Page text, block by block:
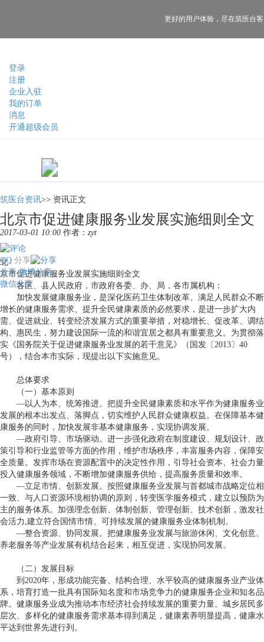
登录
注册
企业入驻
我的订单
消息
开通超级会员
更好的用户体验， 尽在筑医台
筑医台资讯>> 资讯正文
北京市促进健康服务业发展实施细则全文
2017-03-01 10:00 作者： zyt
分享
QQ
分享 微博分享
微信分享
北
京市促进健康服务业发展实施细则全文
各区、县人民政府，市政府各委、办、局，各市属机构：
加快发展健康服务业，是深化医药卫生体制改革、满足人民群众不断
增长的健康服务需求、提升全民健康素质的必然要求，是进一步扩大内
需、促进就业、转变经济发展方式的重要举措，对稳增长、促改革、调结
构、惠民生，努力建设国际一流的和谐宜居之都具有重要意义。为贯彻落
实《国务院关于促进健康服务业发展的若干意见》（国发〔 2013 〕 40
号），结合本市实际，现提出以下实施意见。
总体要求
（一）基本原则
—以人为本、统筹推进。把提升全民健康素质和水平作为健康服务业
发展的根本出发点、落脚点，切实维护人民群众健康权益。在保障基本健
康服务的同时，加快发展非基本健康服务，实现协调发展。
—政府引导、市场驱动。进一步强化政府在制度建设、规划设计、政
策引导和行业监管等方面的作用，维护市场秩序，丰富服务内容，保障安
全质量。发挥市场在资源配置中的决定性作用，引导社会资本、社会力量
投入健康服务领域，不断增加健康服务供给，提高服务质量和效率。
—立足市情、创新发展。按照健康服务业发展与首都城市战略定位相
一致、与人口资源环境相协调的原则，转变医学服务模式，建立以预防为
主的服务体系。加强理念创新、体制创新、管理创新、技术创新，激发社
会活力 ,建立符合国情市情、可持续发展的健康服务业体制机制。
—整合资源、协同发展。把健康服务业发展与旅游休闲、文化创意、
养老服务等产业发展有机结合起来，相互促进，实现协同发展。
（二）发展目标
到 2020年，形成功能完备、结构合理、水平较高的健康服务业产业体
系，培育打造一批具有国际知名度和市场竞争力的健康服务企业和知名品
牌。健康服务业成为推动本市经济社会持续发展的重要力量。城乡居民多
层次、多样化的健康服务需求基本得到满足，健康素养明显提高，健康水
平达到世界先进行列。